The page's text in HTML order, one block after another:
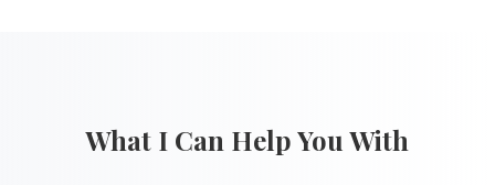
What I Can Help You With